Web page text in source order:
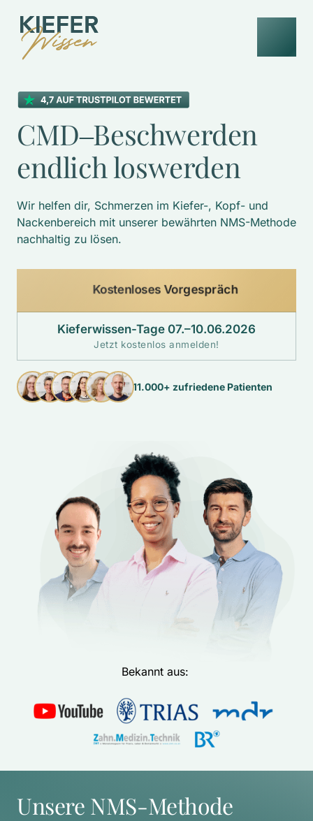
CMD‒
endlich loswerden
Wir helfen dir, Schmerzen im Kiefer-, Kopf- und
Nackenbereich mit unserer bewährten NMS-Methode
nachhaltig zu lösen.
Kostenloses Vorgespräch
Kieferwissen-Tage 07.–10.06.2026
Jetzt kostenlos anmelden!
11.000+ zufriedene Patienten
Bekannt aus:
Unsere NMS-Methode